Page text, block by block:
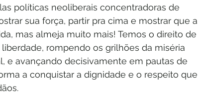
políticas neoliberais concentradoras de
sua força, partir pra cima e mostrar que a
mas almeja muito mais! Temos o direito de
rompendo os grilhões da miséria
e avançando decisivamente em pautas de
a conquistar a dignidade e o respeito que